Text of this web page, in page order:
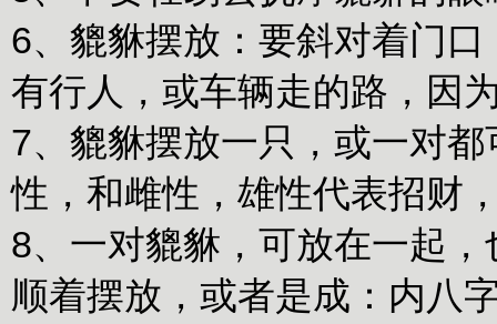
6、貔貅摆放：要斜对着门
有行人，或车辆走的路，因
7、貔貅摆放一只，或一对
性，和雌性，雄性代表招财
8、一对貔貅，可放在一起
顺着摆放，或者是成：内八